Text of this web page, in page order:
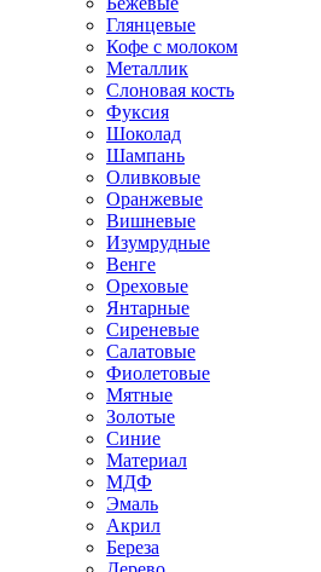
Глянцевые
Кофе с молоком
Металлик
Слоновая кость
Фуксия
Шоколад
Шампань
Оливковые
Оранжевые
Вишневые
Изумрудные
Венге
Ореховые
Янтарные
Сиреневые
Салатовые
Фиолетовые
Мятные
Золотые
Синие
Материал
МДФ
Эмаль
Акрил
Береза